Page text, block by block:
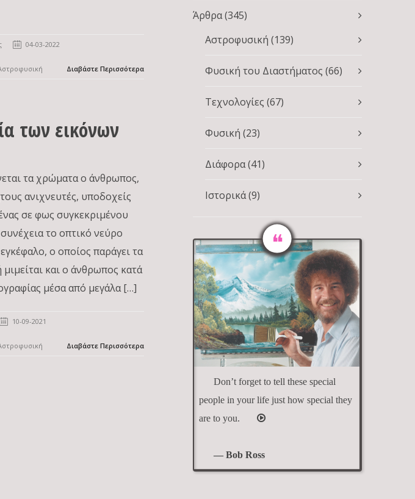
04-03-2022
Διαβάστε Περισσότερα
των εικόνων
τα χρώματα ο άνθρωπος,
ανιχνευτές, υποδοχείς
σε φως συγκεκριμένου
το οπτικό νεύρο
ο οποίος παράγει τα
και ο άνθρωπος κατά
μέσα από μεγάλα […]
10-09-2021
Διαβάστε Περισσότερα
Άρθρα(345)
Αστροφυσική (139)
Φυσική του Διαστήματος (66)
Τεχνολογίες (67)
Φυσική (23)
Διάφορα(41)
Ιστορικά(9)
Don’t forget to tell these special
people in your life just how special they
are to you.
— Bob Ross